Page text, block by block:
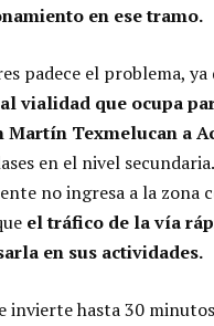
en ese tramo.
padece el problema, ya
vialidad que ocupa
Martín Texmelucan a
en el nivel
no ingresa a la zona
el tráfico de la vía
en sus actividades.
invierte hasta 30